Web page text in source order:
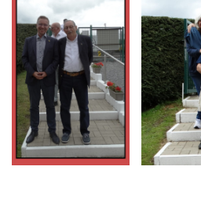
ARMCHAIR ARMCHAIR